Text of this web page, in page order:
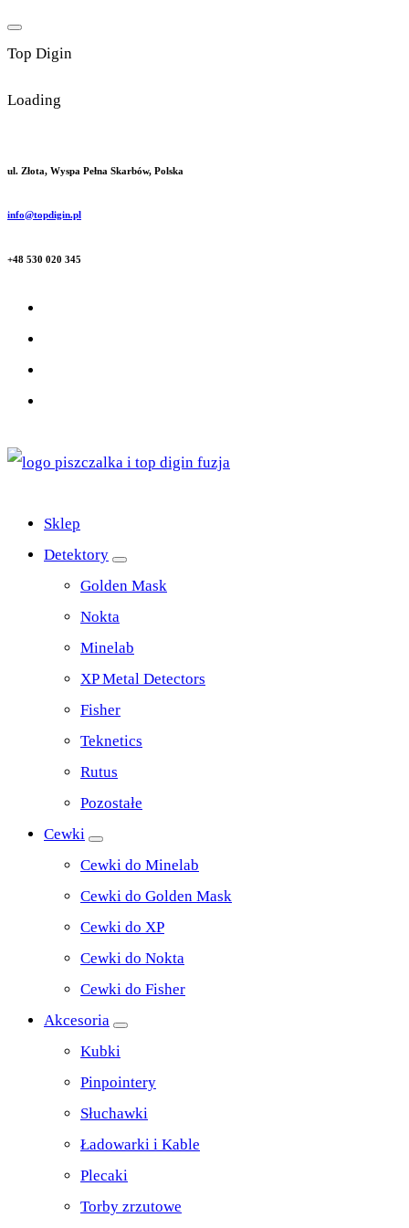
Skip
to
Top Digin
Loading
ul. Złota, Wyspa Pełna Skarbów, Polska
info@topdigin.pl
+48 530 020 345
Top Digin Sklep z Wykrywaczami Stworzony Przez
Sklep
Detektory
Golden Mask
Nokta
Minelab
XP Metal Detectors
Fisher
Teknetics
Rutus
Pozostałe
Cewki
Cewki do Minelab
Cewki do Golden Mask
Cewki do XP
Cewki do Nokta
Cewki do Fisher
Akcesoria
Kubki
Pinpointery
Słuchawki
Ładowarki i Kable
Plecaki
Torby zrzutowe